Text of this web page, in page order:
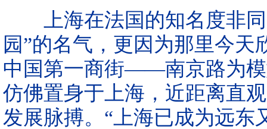
上海在法国的知名度非同
园”的名气，更因为那里今
中国第一商街——南京路为模
仿佛置身于上海，近距离直
发展脉搏。“上海已成为远东